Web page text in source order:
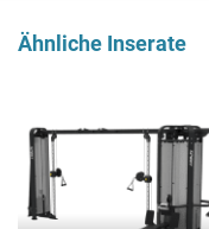
Ähnliche Inserate